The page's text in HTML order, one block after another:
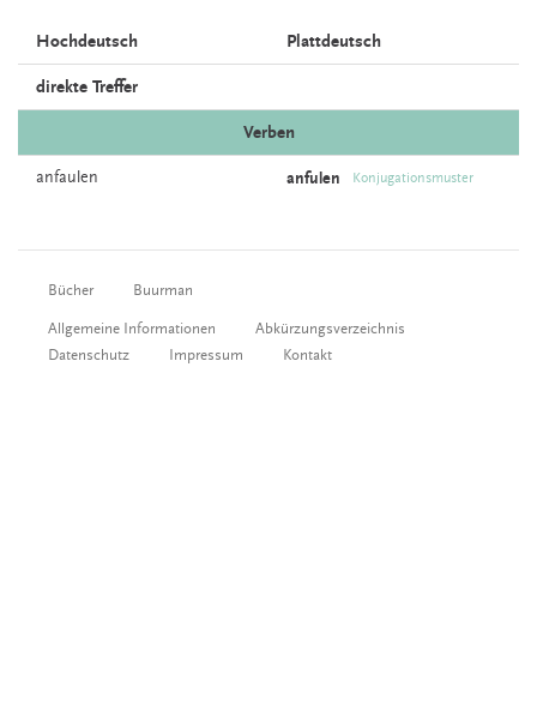
Hochdeutsch Plattdeutsch
direkte Treffer
Verben
anfaulen anfulen Konjugationsmuster
Bücher Buurman
Allgemeine Informationen
Abkürzungsverzeichnis
Datenschutz
Impressum Kontakt